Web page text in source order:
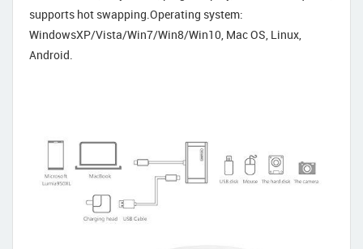
supports hot swapping.Operating system:
WindowsXP/Vista/Win7/Win8/Win10, Mac OS, Linux,
Android.